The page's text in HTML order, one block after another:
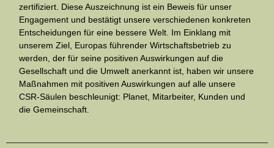
zertifiziert. Diese Auszeichnung ist ein Beweis für unser
Engagement und bestätigt unsere verschiedenen konkreten
Entscheidungen für eine bessere Welt. Im Einklang mit
unserem Ziel, Europas führender Wirtschaftsbetrieb zu
werden, der für seine positiven Auswirkungen auf die
Gesellschaft und die Umwelt anerkannt ist, haben wir unsere
Maßnahmen mit positiven Auswirkungen auf alle unsere
CSR-Säulen beschleunigt: Planet, Mitarbeiter, Kunden und
die Gemeinschaft.